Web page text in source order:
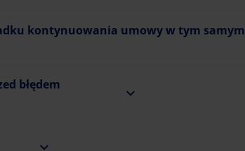
kontynuowania umowy w tym samym
błędem